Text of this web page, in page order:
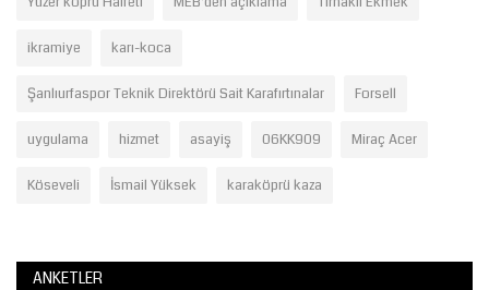
ikramiye karı-koca
Şanlıurfaspor Teknik Direktörü Sait Karafırtınalar Forsell
uygulama hizmet asayiş 06KK909 Miraç Acer
Köseveli İsmail Yüksek karaköprü kaza
ANKETLER